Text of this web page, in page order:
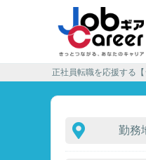
正社員転職を応援する【
勤務